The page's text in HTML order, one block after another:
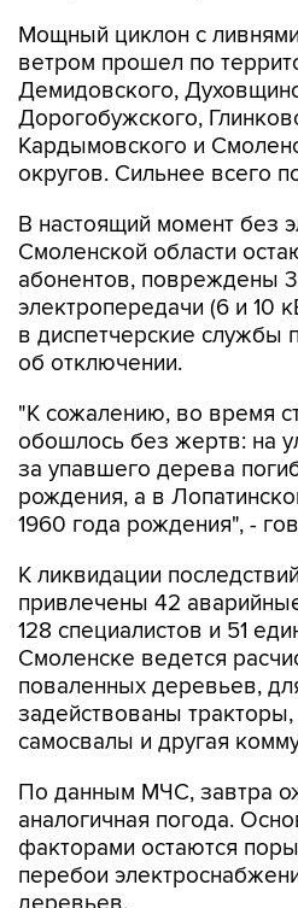
Мощный циклон с
ветром прошел по
Демидовского,
Дорогобужского,
Кардымовского и
округов. Сильнее всего
В настоящий момент без
Смоленской области
абонентов, повреждены
электропередачи (6 и 10
в диспетчерские службы
об отключении.
"К сожалению, во время
обошлось без жертв: на
за упавшего дерева
рождения, а в
1960 года рождения", -
К ликвидации
привлечены 42
128 специалистов и 51
Смоленске ведется
поваленных деревьев,
задействованы тракторы,
самосвалы и другая
По данным МЧС, завтра
аналогичная погода.
факторами остаются
перебои